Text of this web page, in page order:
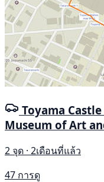
Toyama
Museum of Art
2 จุด · 2เดือนที่แล้ว
47 การดู